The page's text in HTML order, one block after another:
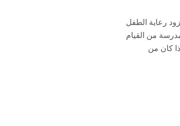
رعاية الطفل
من القيام
كان من